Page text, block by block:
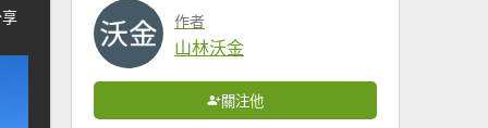
作者
山林沃金
關注他